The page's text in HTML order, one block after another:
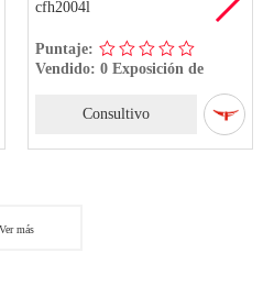
cfh2004l
Puntaje:
Vendido: 0 Exposición de
Consultivo
Ver más